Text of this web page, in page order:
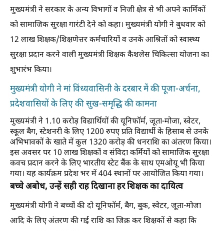
मुख्यमंत्री ने सरकार के अन्य विभागों व निजी क्षेत्र से भी अपने कार्मिकों
को सामाजिक सुरक्षा गारंटी देने को कहा। मुख्यमंत्री योगी ने बुधवार को
12 लाख शिक्षक/शिक्षणेत्तर कर्मचारियों व उनके आश्रितों को स्वास्थ्य
सुरक्षा प्रदान करने वाली मुख्यमंत्री शिक्षक कैशलेस चिकित्सा योजना का
शुभारंभ किया।
मुख्यमंत्री योगी ने मां विंध्यवासिनी के दरबार में की पूजा-अर्चना,
प्रदेशवासियों के लिए की सुख-समृद्धि की कामना
मुख्यमंत्री ने 1.10 करोड़ विद्यार्थियों की यूनिफॉर्म, जूता-मोजा, स्वेटर,
स्कूल बैग, स्टेशनरी के लिए 1200 रुपए प्रति विद्यार्थी के हिसाब से उनके
अभिभावकों के खाते में कुल 1320 करोड़ की धनराशि का अंतरण किया।
इस अवसर पर 10 लाख शिक्षकों व संविदा कर्मियों को सामाजिक सुरक्षा
कवच प्रदान करने के लिए भारतीय स्टेट बैंक के साथ एमओयू भी किया
गया। यह कार्यक्रम प्रदेश भर में 404 स्थानों पर आयोजित किया गया।
बच्चे अबोध, उन्हें सही राह दिखाना हर शिक्षक का दायित्व
मुख्यमंत्री योगी ने बच्चों की दो यूनिफॉर्म, बैग, बुक, स्वेटर, जूता-मोजा
आदि के लिए अंतरण की गई राशि का जिक्र कर शिक्षकों से कहा कि